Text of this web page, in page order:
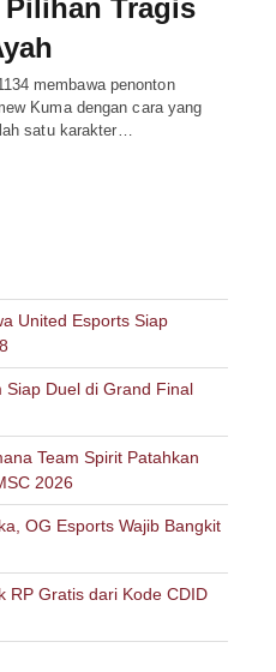
Pilihan Tragis
membawa penonton
Kuma dengan cara yang
satu karakter…
United Esports Siap
Siap Duel di Grand Final
Team Spirit Patahkan
2026
OG Esports Wajib Bangkit
RP Gratis dari Kode CDID